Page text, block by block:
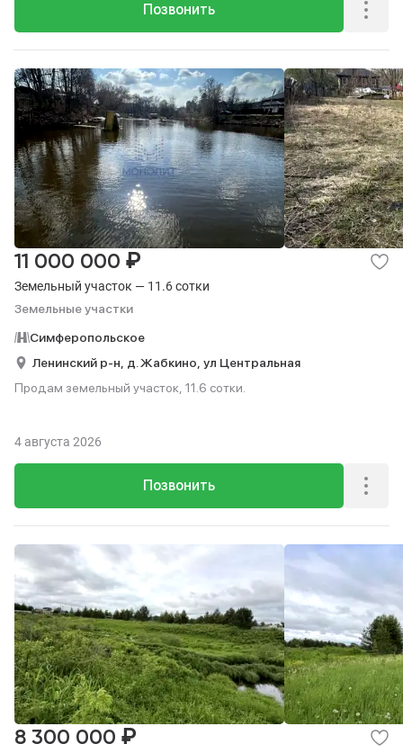
Позвонить
Земельный участок — 11.6 сотки
Земельные участки
11 000 000 ₽
Симферопольское
Ленинский р-н, д. Жабкино, ул Центральная
Продам земельный участок, 11.6 сотки.
Позвонить
4 августа 2026
8 300 000 ₽